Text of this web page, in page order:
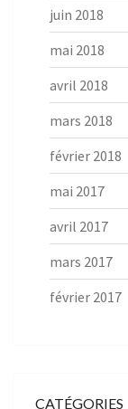
juin 2018
mai 2018
avril 2018
mars 2018
février 2018
mai 2017
avril 2017
mars 2017
février 2017
CATÉGORIES